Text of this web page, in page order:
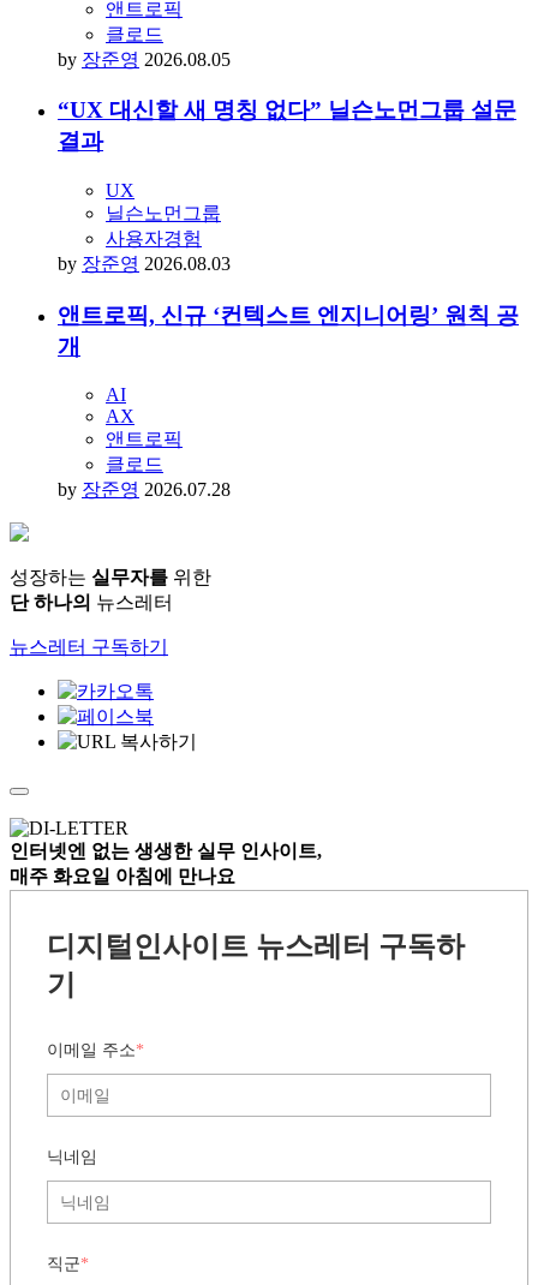
앤트로픽
클로드
by 장준영 2026.08.05
“UX 대신할 새 명칭 없다” 닐슨노먼그룹 설문
결과
UX
닐슨노먼그룹
사용자경험
by 장준영 2026.08.03
앤트로픽, 신규 ‘컨텍스트 엔지니어링’ 원칙 공
개
AI
AX
앤트로픽
클로드
by 장준영 2026.07.28
성장하는 실무자를 위한
단 하나의 뉴스레터
뉴스레터 구독하기
인터넷엔 없는 생생한 실무 인사이트,
매주 화요일 아침에 만나요
디지털인사이트 뉴스레터 구독하
기
이메일 주소*
닉네임
직군*